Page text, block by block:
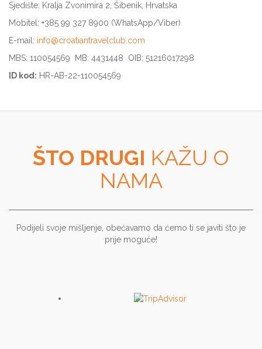
Sjedište: Kralja Zvonimira 2, Šibenik, Hrvatska
Mobitel: +385 99 327 8900 (WhatsApp/Viber)
E-mail: info@croatiantravelclub.com
MBS: 110054569 MB: 4431448 OIB: 51216017298
ID kod: HR-AB-22-110054569
ŠTO DRUGI KAŽU O
NAMA
Podijeli svoje mišljenje, obećavamo da ćemo ti se javiti što je
prije moguće!